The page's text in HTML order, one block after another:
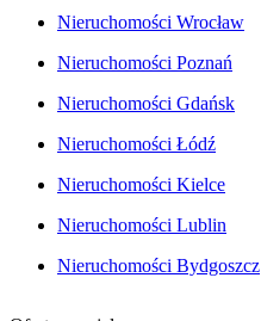
Nieruchomości Wrocław
Nieruchomości Poznań
Nieruchomości Gdańsk
Nieruchomości Łódź
Nieruchomości Kielce
Nieruchomości Lublin
Nieruchomości Bydgoszcz